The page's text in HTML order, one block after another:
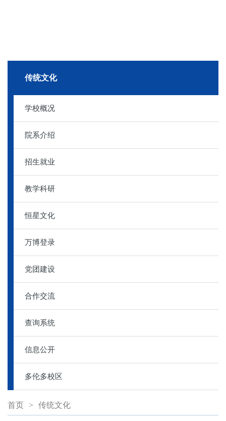
传统文化
学校概况
院系介绍
招生就业
教学科研
恒星文化
万博登录
党团建设
合作交流
查询系统
信息公开
多伦多校区
首页 > 传统文化